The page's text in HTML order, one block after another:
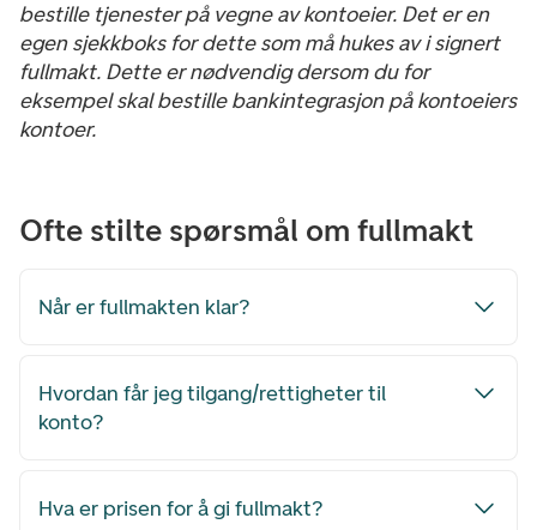
bestille tjenester på vegne av kontoeier. Det er en
egen sjekkboks for dette som må hukes av i signert
fullmakt. Dette er nødvendig dersom du for
eksempel skal bestille bankintegrasjon på kontoeiers
kontoer.
Ofte stilte spørsmål om fullmakt
Når er fullmakten klar?
Hvordan får jeg tilgang/rettigheter til
konto?
Hva er prisen for å gi fullmakt?